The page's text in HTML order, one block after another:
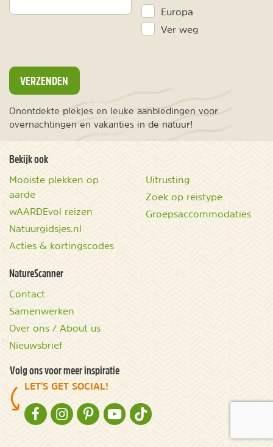
Europa
Ver weg
VERZENDEN
Onontdekte plekjes en leuke aanbiedingen voor
overnachtingen en vakanties in de natuur!
Bekijk ook
Mooiste plekken op
aarde
wAARDEvol reizen
Natuurgidsjes.nl
Acties & kortingscodes
Uitrusting
Zoek op reistype
Groepsaccommodaties
NatureScanner
Contact
Samenwerken
Over ons / About us
Nieuwsbrief
Volg ons voor meer inspiratie
LET'S GET SOCIAL!
NATURESCANNER OP FACEBOOK
NATURESCANNER OP INSTAGRAM
NATURESCANNER OP PINTEREST
NATURESCANNER OP YOUTUBE
NATURESCANNER OP TIKTOK